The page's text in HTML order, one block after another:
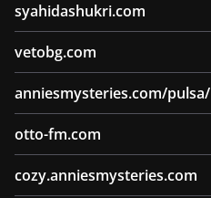
syahidashukri.com
vetobg.com
anniesmysteries.com/pulsa/
otto-fm.com
cozy.anniesmysteries.com